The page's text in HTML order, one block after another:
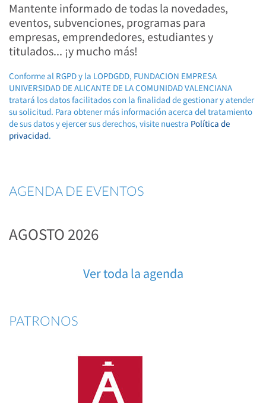
Mantente informado de todas la novedades,
eventos, subvenciones, programas para
empresas, emprendedores, estudiantes y
titulados... ¡y mucho más!
Conforme al RGPD y la LOPDGDD, FUNDACION EMPRESA
UNIVERSIDAD DE ALICANTE DE LA COMUNIDAD VALENCIANA
tratará los datos facilitados con la finalidad de gestionar y atender
su solicitud. Para obtener más información acerca del tratamiento
de sus datos y ejercer sus derechos, visite nuestra Política de
privacidad.
AGENDA DE EVENTOS
AGOSTO 2026
Ver toda la agenda
PATRONOS